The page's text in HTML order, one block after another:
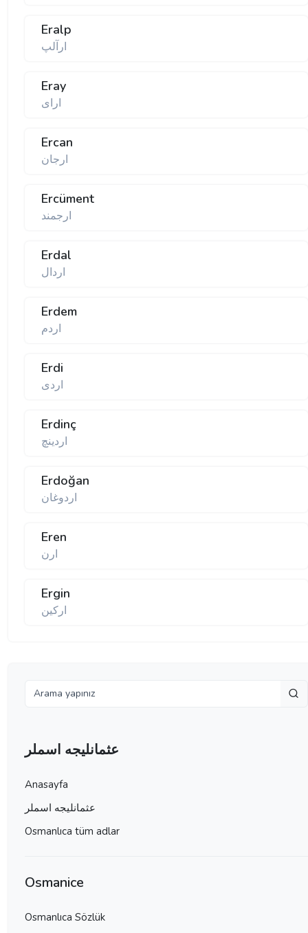
Eralp
ارآلپ
Eray
ارای
Ercan
ارجان
Ercüment
ارجمند
Erdal
اردال
Erdem
اردم
Erdi
اردی
Erdinç
اردینچ
Erdoğan
اردوغان
Eren
ارن
Ergin
اركین
عثمانليجه اسملر
Anasayfa
عثمانليجه اسملر
Osmanlıca tüm adlar
Osmanice
Osmanlıca Sözlük